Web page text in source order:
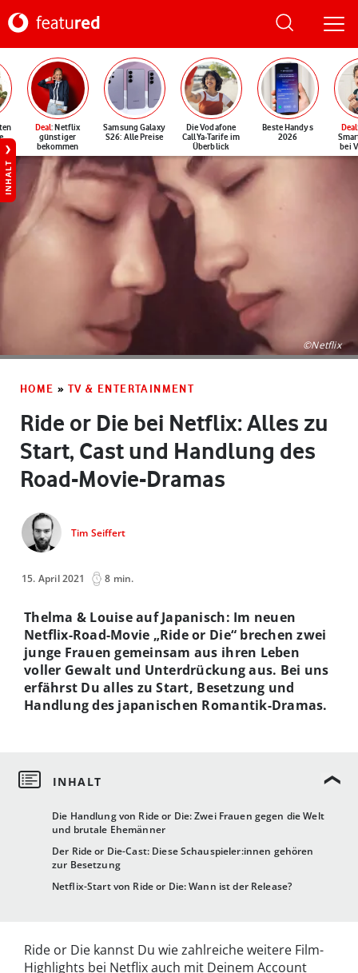
Deal: Netflix
günstiger
bekommen
Samsung Galaxy
S26: Alle Preise
Die Vodafone
CallYa-Tarife im
Überblick
Beste Handys
2026
Deal
bei
INHALT
©Netflix
HOME » TV & ENTERTAINMENT
Ride or Die bei Netflix: Alles zu
Start, Cast und Handlung des
Road-Movie-Dramas
Tim Seiffert
15. April 2021 8 min.
Die Handlung von Ride or Die: Zwei Frauen gegen die Welt
und brutale Ehemänner
Der Ride or Die-Cast: Diese Schauspieler:innen gehören
zur Besetzung
Netflix-Start von Ride or Die: Wann ist der Release?
Thelma & Louise auf Japanisch: Im neuen
Netflix-Road-Movie „Ride or Die“ brechen zwei
junge Frauen gemeinsam aus ihren Leben
voller Gewalt und Unterdrückung aus. Bei uns
erfährst Du alles zu Start, Besetzung und
Handlung des japanischen Romantik-Dramas.
Ride or Die kannst Du wie zahlreiche weitere Film-
Highlights bei Netflix auch mit Deinem Account